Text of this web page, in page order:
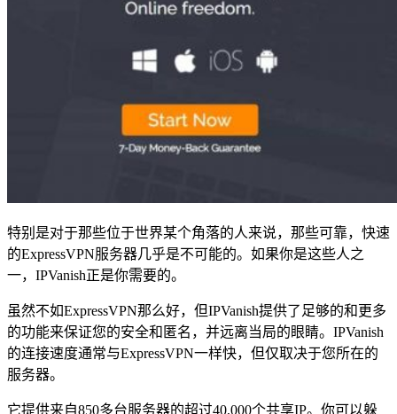
特别是对于那些位于世界某个角落的人来说，那些可靠，快速
的ExpressVPN服务器几乎是不可能的。如果你是这些人之
一，IPVanish正是你需要的。
虽然不如ExpressVPN那么好，但IPVanish提供了足够的和更多
的功能来保证您的安全和匿名，并远离当局的眼睛。IPVanish
的连接速度通常与ExpressVPN一样快，但仅取决于您所在的
服务器。
它提供来自850多台服务器的超过40,000个共享IP。你可以躲